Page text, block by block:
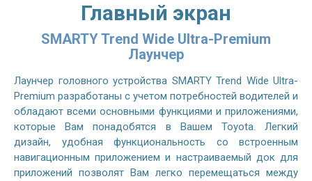
Главный экран
SMARTY Trend Wide Ultra-Premium
Лаунчер
Лаунчер головного устройства SMARTY Trend Wide Ultra-
Premium разработаны с учетом потребностей водителей и
обладают всеми основными функциями и приложениями,
которые Вам понадобятся в Вашем Toyota. Легкий
дизайн, удобная функциональность со встроенным
навигационным приложением и настраиваемый док для
приложений позволят Вам легко перемещаться между